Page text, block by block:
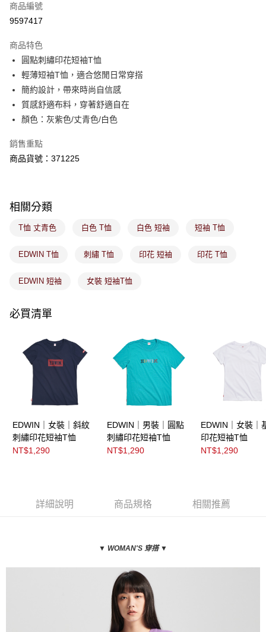
２．訂單成立數日內，您將收到繳費通知簡訊。
３．收到繳費通知簡訊後14天內，點擊此簡訊中的連結，可透過四大超商／
購買商品的店家。未經商家同意取消之訂單仍視為有效，需透過AFTEE先享
後付繳納相關費用。
※ 交易是否成功請以「AFTEE先享後付 」之結帳頁面顯示為準，若有關於
是否繳費成功／繳費後需取消欲退款等相關疑問，請聯繫「AFTEE先享後付
客戶支援中心」https://netprotections.freshdesk.com/support/home
１．透過由恩沛科技股份有限公司提供之「AFTEE先享後付」服務完成之交
權轉讓予恩沛科技股份有限公司。
２．關於個人資料處理事宜，請瀏覽以下網址：
４．使用「AFTEE先享後付」時，將依據個別帳號之用戶狀況，依本公司即
請求用戶進行身份認證。
恩沛科技股份有限公司將有權停止該用戶之使用額度並採取法律行動。
免運費
免運費
付款後萊爾富取貨
免運費
7-11取貨付款
免運費
付款後7-11取貨
免運費
免運費
付款後門市取貨
商品編號
9597417
商品特色
圓點刺繡印花短袖T恤
輕薄短袖T恤，適合悠閒日常穿搭
簡約設計，帶來時尚自信感
質感舒適布料，穿著舒適自在
顏色：灰紫色/丈青色/白色
銷售重點
商品貨號：371225
相關分類
T恤 丈青色 白色 T恤 白色 短袖 短袖 T恤
EDWIN T恤 刺繡 T恤 印花 短袖 印花 T恤
EDWIN 短袖 女裝 短袖T恤
必買清單
EDWIN｜女裝｜斜紋
刺繡印花短袖T恤
NT$1,290
EDWIN｜男裝｜圓點
刺繡印花短袖T恤
NT$1,290
EDWIN｜女裝｜
印花短袖T恤
NT$1,290
詳細說明 商品規格 相關推薦
▼ WOMAN'S 穿搭 ▼